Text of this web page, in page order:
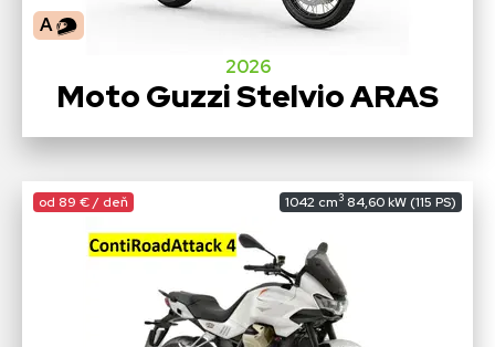
A
2026
Moto Guzzi Stelvio ARAS
od 89 € / deň 1042 cm3 84,60 kW (115 PS)